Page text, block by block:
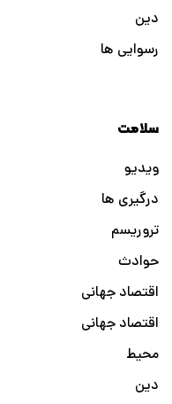
دین
رسوایی ها
سلامت
ویدیو
درگیری ها
تروریسم
حوادث
اقتصاد جهانی
اقتصاد جهانی
محیط
دین